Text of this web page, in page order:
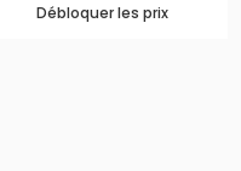
Débloquer les prix